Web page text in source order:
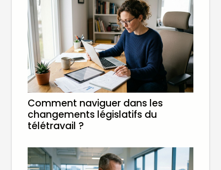
Comment naviguer dans les
changements législatifs du
télétravail ?